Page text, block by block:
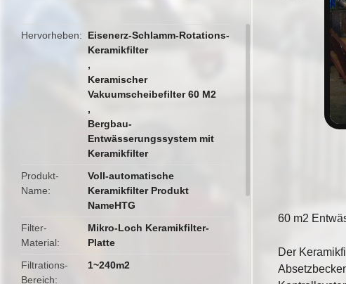
Hervorheben
Eisenerz-Schlamm-Rotations-
Keramikfilter
,
Keramischer
Vakuumscheibefilter 60 M2
,
Bergbau-
Entwässerungssystem mit
Keramikfilter
Produkt-
Name
Voll-automatische
Keramikfilter Produkt
NameHTG
Filter-
Material
Mikro-Loch Keramikfilter-
Platte
Filtrations-
Bereich
1~240m2
60 m2
Der